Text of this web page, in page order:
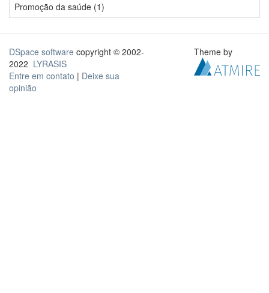
Promoção da saúde (1)
DSpace software copyright © 2002-
2022 LYRASIS
Entre em contato | Deixe sua
opinião
Theme by